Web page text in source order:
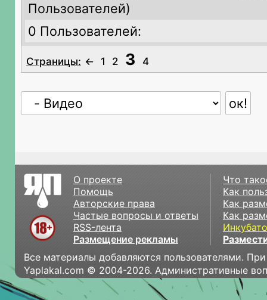
Пользователей)
0 Пользователей:
Страницы: ← 1 2 3 4
О проекте
Помощь
Авторские права
Частые вопросы и ответы
RSS-лента
Размещение рекламы
Что
Как
Как
Как
Все материалы добавляются пользователями.
Yaplakal.com © 2004-2026. Административные